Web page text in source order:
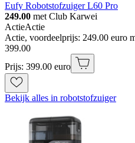
Eufy Robotstofzuiger L60 Pro
249.00 met Club Karwei
ActieActie
Actie, voordeelprijs: 249.00 euro
399.00
Prijs: 399.00 euro
Bekijk alles in robotstofzuiger